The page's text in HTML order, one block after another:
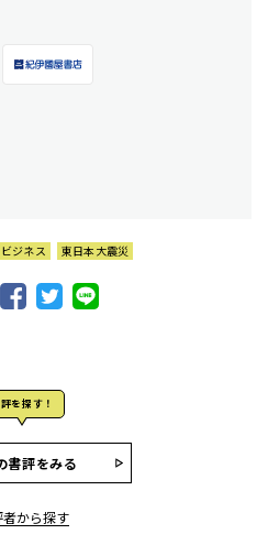
ビジネス 東日本大震災
を探す！
書評をみる
者から探す